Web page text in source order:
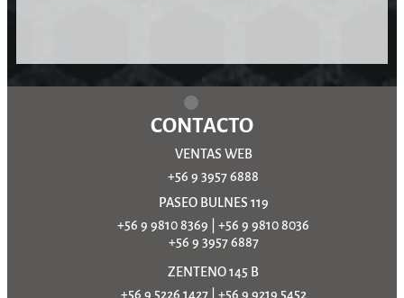
CONTACTO
VENTAS WEB
+56 9 3957 6888
PASEO BULNES 119
+56 9 9810 8369
+56 9 9810 8036
+56 9 3957 6887
ZENTENO 145 B
+56 9 5226 1427| +56 9 9219 5452